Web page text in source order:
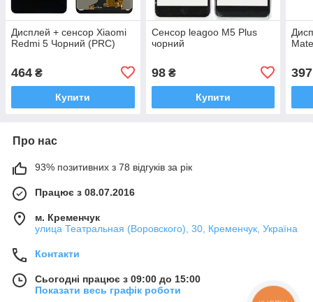
Дисплей + сенсор Xiaomi
Redmi 5 Чорний (PRC)
464 ₴
Купити
Сенсор leagoo M5 Plus
чорний
98₴
Купити
397
Про нас
93% позитивних з 78 відгуків за рік
Працює з 08.07.2016
м. Кременчук
улица Театральная (Воровского), 30, Кременчук, Україна
Контакти
Сьогодні працює з 09:00 до 15:00
Показати весь графік роботи